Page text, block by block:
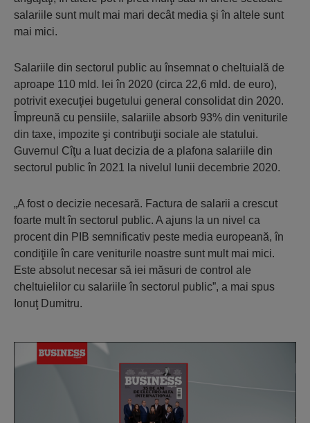
salariile sunt mult mai mari decât media şi în altele sunt
mai mici.
Salariile din sectorul public au însemnat o cheltuială de
aproape 110 mld. lei în 2020 (circa 22,6 mld. de euro),
potrivit execuţiei bugetului general consolidat din 2020.
Împreună cu pensiile, salariile absorb 93% din veniturile
din taxe, impozite şi contribuţii sociale ale statului.
Guvernul Cîţu a luat decizia de a plafona salariile din
sectorul public în 2021 la nivelul lunii decembrie 2020.
„A fost o decizie necesară. Factura de salarii a crescut
foarte mult în sectorul public. A ajuns la un nivel ca
procent din PIB semnificativ peste media europeană, în
condiţiile în care veniturile noastre sunt mult mai mici.
Este absolut necesar să iei măsuri de control ale
cheltuielilor cu salariile în sectorul public”, a mai spus
Ionuţ Dumitru.